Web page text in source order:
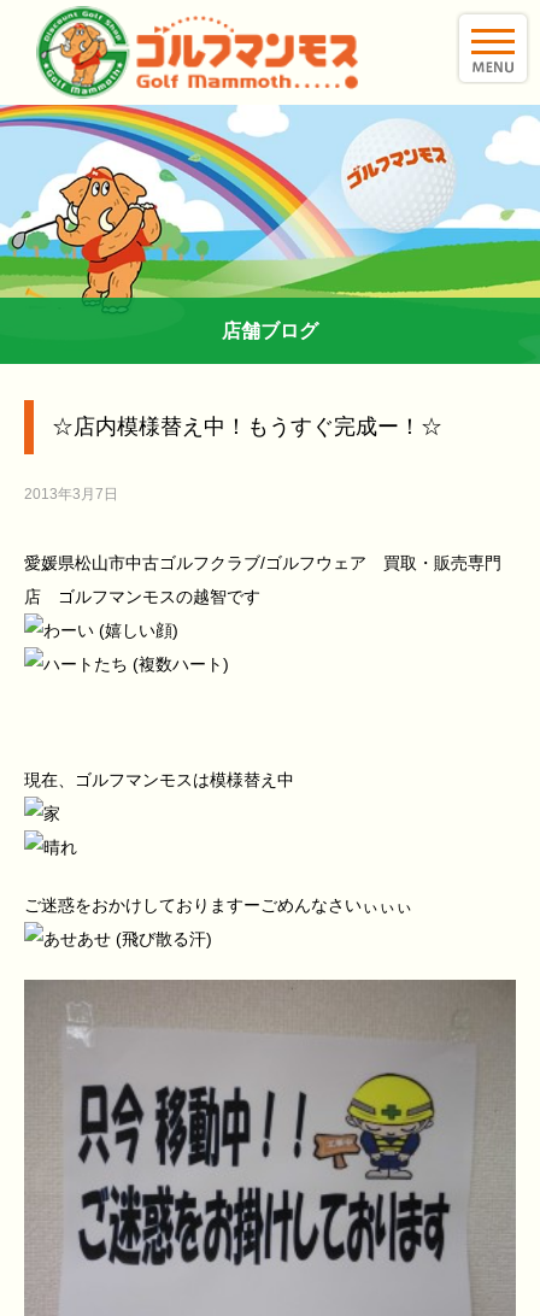
店舗ブログ
☆店内模様替え中！もうすぐ完成ー！☆
2013年3月7日
愛媛県松山市中古ゴルフクラブ/ゴルフウェア 買取・販売専門
店 ゴルフマンモスの越智です
現在、ゴルフマンモスは模様替え中
ご迷惑をおかけしておりますーごめんなさいぃぃぃ